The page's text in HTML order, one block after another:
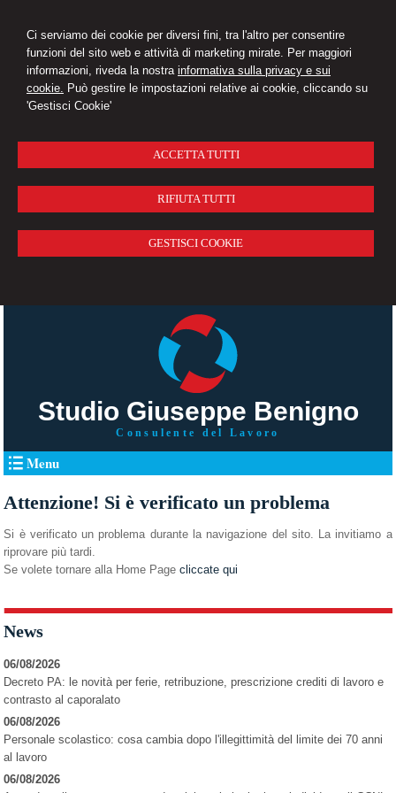
Ci serviamo dei cookie per diversi fini, tra l'altro per consentire
funzioni del sito web e attività di marketing mirate. Per maggiori
informazioni, riveda la nostra informativa sulla privacy e sui
cookie. Può gestire le impostazioni relative ai cookie, cliccando su
'Gestisci Cookie'
ACCETTA TUTTI
RIFIUTA TUTTI
GESTISCI COOKIE
Studio Giuseppe Benigno
Consulente del Lavoro
Menu
Attenzione! Si è verificato un problema
Si è verificato un problema durante la navigazione del sito. La invitiamo a
riprovare più tardi.
Se volete tornare alla Home Pagecliccate qui
News
06/08/2026
Decreto PA: le novità per ferie, retribuzione, prescrizione crediti di lavoro e
contrasto al caporalato
06/08/2026
Personale scolastico: cosa cambia dopo l'illegittimità del limite dei 70 anni
al lavoro
06/08/2026